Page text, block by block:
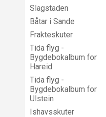
Slagstaden
Båtar i Sande
Frakteskuter
Tida flyg -
Bygdebokalbum for
Hareid
Tida flyg -
Bygdebokalbum for
Ulstein
Ishavsskuter